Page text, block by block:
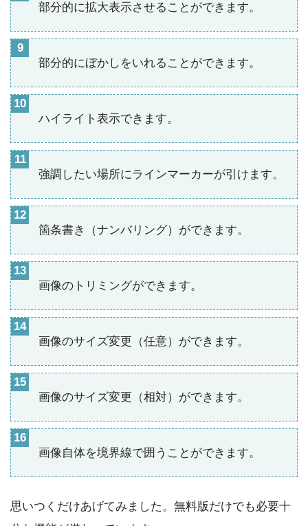
部分的に拡大表示させることができます。
部分的にぼかしをいれることができます。
ハイライト表示できます。
強調したい場所にラインマーカーが引けます。
箇条書き（ナンバリング）ができます。
画像のトリミングができます。
画像のサイズ変更（任意）ができます。
画像のサイズ変更（相対）ができます。
画像自体を境界線で囲うことができます。
思いつくだけあげてみました。無料版だけでも必要十